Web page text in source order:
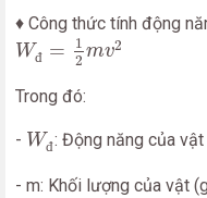
♦ Công thức tính động
Wđ =
1
2 mv2
Wđ=1 2mv 2
Trong đó:
- Wđ
Wđ: Động năng của vật
- m: Khối lượng của vật